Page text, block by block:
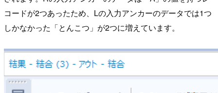
コードが2つあったため、Lの入力アンカーのデータでは1つ
しかなかった「とんこつ」が2つに増えています。